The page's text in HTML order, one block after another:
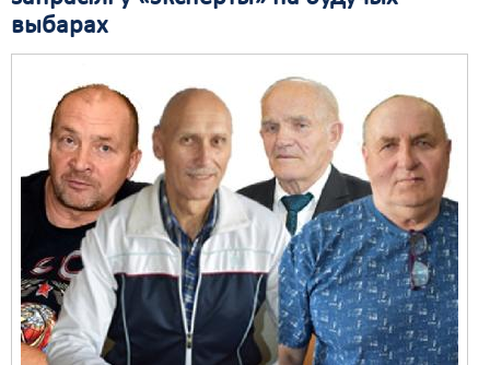
выбарах
Грамадзянскія ініцыятывы
Дзяржава
Дыскрымінацыя
Затрыманьні
Карная псыхіятрыя
КПЧ ААН
Культурныя правы
ЛПП
Мігранты
RSS